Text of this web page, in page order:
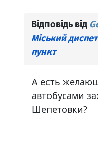
Відповідь від
Міський
пункт
А есть
автобусами
Шепетовки?